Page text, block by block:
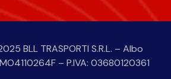
BLL TRASPORTI S.R.L. – Albo
– P.IVA: 03680120361